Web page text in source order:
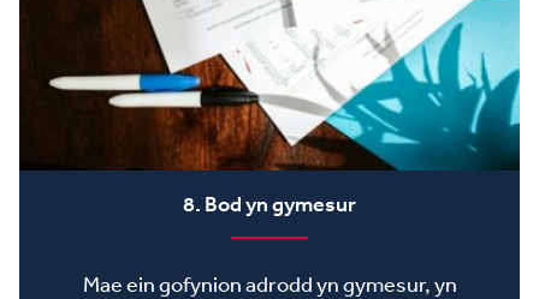
8. Bod yn gymesur
Mae ein gofynion adrodd yn gymesur, yn